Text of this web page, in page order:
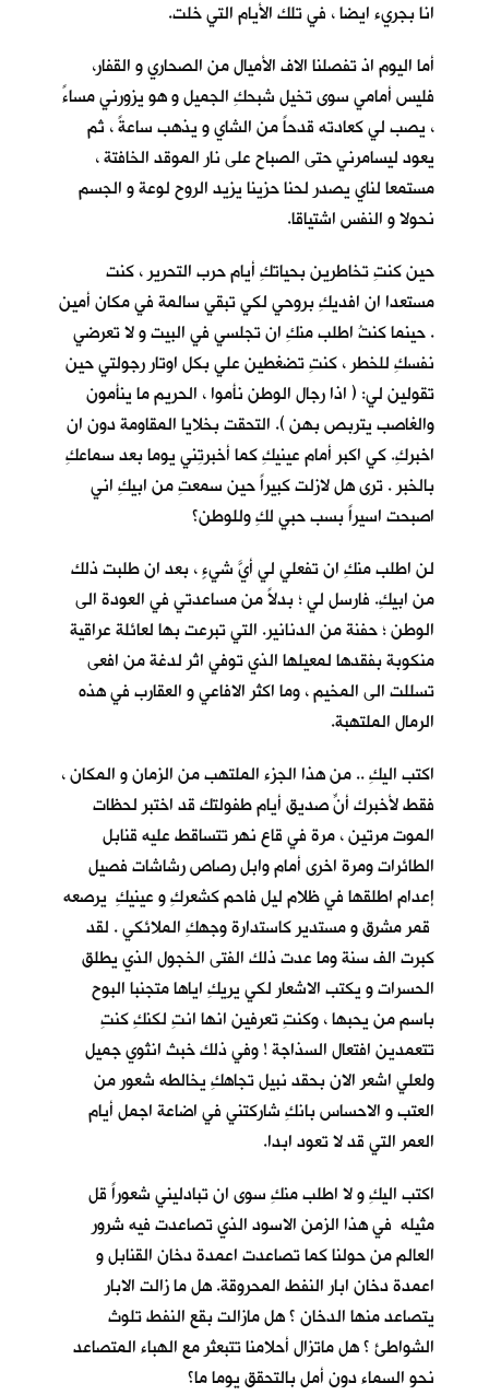
انا بجريء ايضا ، في تلك الأيام التي خلت.
أما اليوم اذ تفصلنا الاف الأميال من الصحاري و القفار،
فليس أمامي سوى تخيل شبحكِ الجميل و هو يزورني مساءً
، يصب لي كعادته قدحاً من الشاي و يذهب ساعةً ، ثم
يعود ليسامرني حتى الصباح على نار الموقد الخافتة ،
مستمعا لناي يصدر لحنا حزينا يزيد الروح لوعة و الجسم
نحولا و النفس اشتياقا.
حين كنتِ تخاطرين بحياتكِ أيام حرب التحرير ، كنت
مستعدا ان افديكِ بروحي لكي تبقي سالمة في مكان أمين
. حينما كنتُ اطلب منكِ ان تجلسي في البيت و لا تعرضي
نفسكِ للخطر ، كنتِ تضغطين علي بكل اوتار رجولتي حين
تقولين لي: ( اذا رجال الوطن نأموا ، الحريم ما ينأمون
والغاصب يتربص بهن ). التحقت بخلايا المقاومة دون ان
اخبركِ. كي اكبر أمام عينيكِ كما أخبرتِني يوما بعد سماعكِ
بالخبر . ترى هل لازلت كبيراً حين سمعتِ من ابيكِ اني
اصبحت اسيراً بسب حبي لكِ وللوطن؟
لن اطلب منكِ ان تفعلي لي أيَّ شيءٍ ، بعد ان طلبت ذلك
من ابيكِ. فارسل لي ؛ بدلاً من مساعدتي في العودة الى
الوطن ؛ حفنة من الدنانير. التي تبرعت بها لعائلة عراقية
منكوبة بفقدها لمعيلها الذي توفي اثر لدغة من افعى
تسللت الى المخيم ، وما اكثر الافاعي و العقارب في هذه
الرمال الملتهبة.
اكتب اليكِ .. من هذا الجزء الملتهب من الزمان و المكان ،
فقط لأخبرك أنّ صديق أيام طفولتكِ قد اختبر لحظات
الموت مرتين ، مرة في قاع نهر تتساقط عليه قنابل
الطائرات ومرة اخرى أمام وابل رصاص رشاشات فصيل
إعدام اطلقها في ظلام ليل فاحم كشعركِ و عينيكِ يرصعه
قمر مشرق و مستدير كاستدارة وجهكِ الملائكي . لقد
كبرت الف سنة وما عدت ذلك الفتى الخجول الذي يطلق
الحسرات و يكتب الاشعار لكي يريكِ اياها متجنبا البوح
باسم من يحبها ، وكنتِ تعرفين انها انتِ لكنكِ كنتِ
تتعمدين افتعال السذاجة ! وفي ذلك خبث انثوي جميل
ولعلي اشعر الان بحقد نبيل تجاهكِ يخالطه شعور من
العتب و الاحساس بانكِ شاركتني في اضاعة اجمل أيام
العمر التي قد لا تعود ابدا.
اكتب اليكِ و لا اطلب منكِ سوى ان تبادليني شعوراً قل
مثيله في هذا الزمن الاسود الذي تصاعدت فيه شرور
العالم من حولنا كما تصاعدت اعمدة دخان القنابل و
اعمدة دخان ابار النفط المحروقة. هل ما زالت الابار
يتصاعد منها الدخان ؟ هل مازالت بقع النفط تلوث
الشواطئ ؟ هل ماتزال أحلامنا تتبعثر مع الهباء المتصاعد
نحو السماء دون أمل بالتحقق يوما ما؟